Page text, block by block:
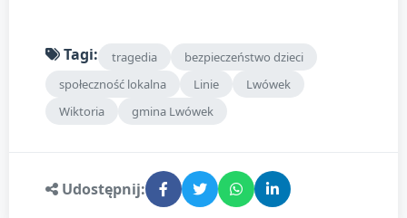
Tagi: tragedia
bezpieczeństwo dzieci
społeczność lokalna
Linie
Lwówek
Wiktoria
gmina Lwówek
Udostępnij: